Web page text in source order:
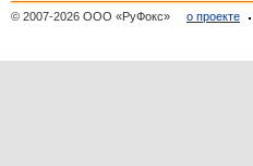
© 2007-2026 ООО «РуФокс» о проекте